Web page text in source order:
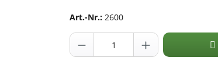
Art.-Nr.: 2600